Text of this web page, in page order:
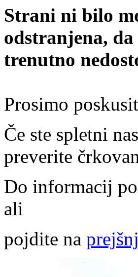
Strani ni bilo
odstranjena,
trenutno
Prosimo
Če ste spletni
preverite
Do informacij
ali
pojdite na